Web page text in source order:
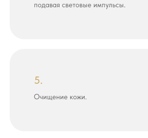
подавая световые импульсы.
5.
Очищение кожи.